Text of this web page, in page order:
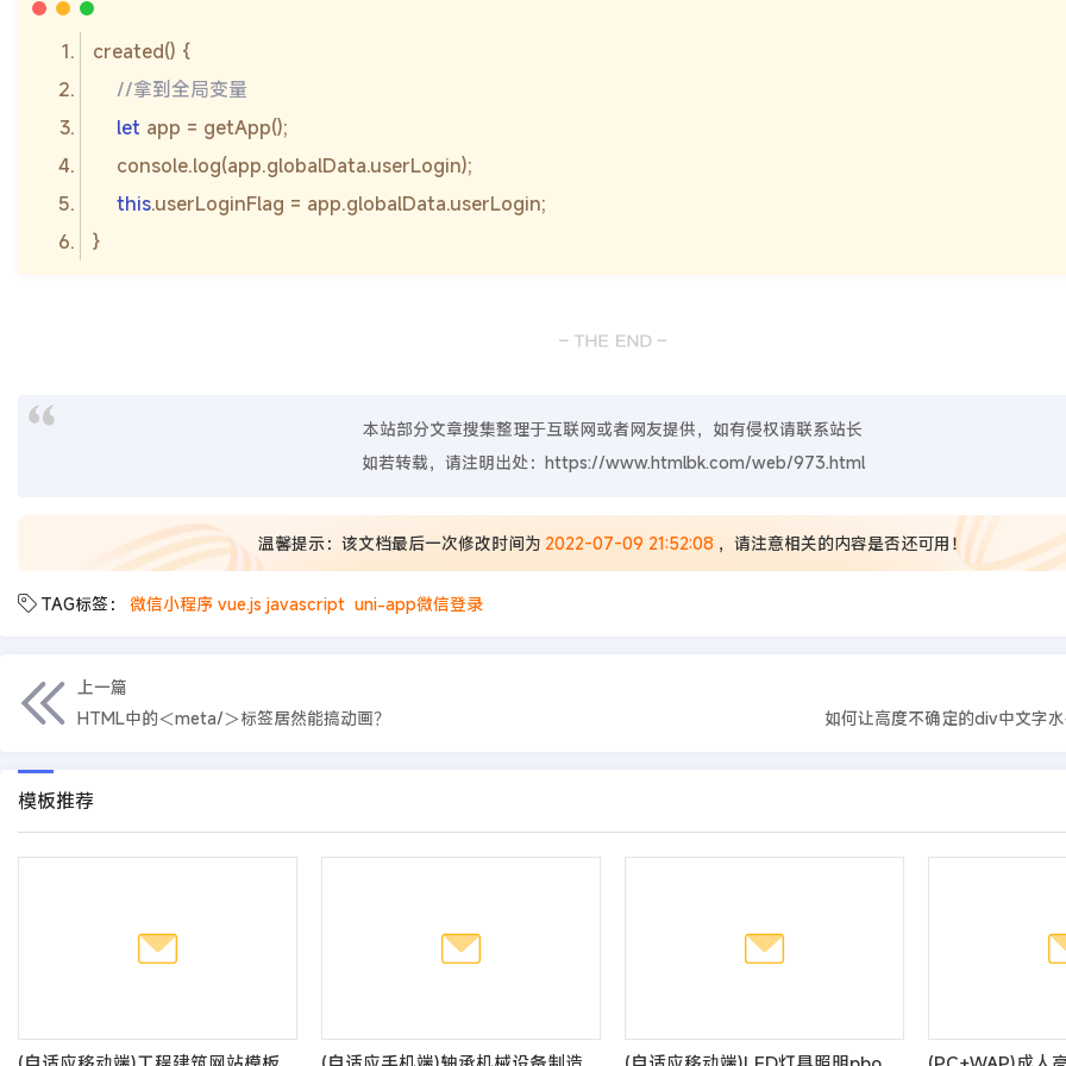
//拿到全局变量
let
console
this
本站部分文章搜集整理于互联网或者网友提供，如有侵权请联系站长
如若转载，请注明出处： https://www.htmlbk.com/web/973.html
温馨提示：该文档最后一次修改时间为 2022-07-09 21:52:08 ，请注意相关的内容是否还可用！
TAG标签： 微信小程序 vue.js javascript uni-app微信登录
上一篇
HTML中的＜meta/＞标签居然能搞动画？
如何让高度不确定的div中文字
模板推荐